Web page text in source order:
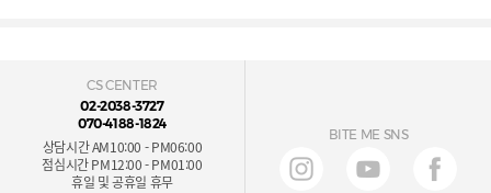
CS CENTER
02-2038-3727
070-4188-1824
상담시간 AM10:00 - PM06:00
점심시간 PM12:00 - PM01:00
휴일 및 공휴일 휴무
BITE ME SNS